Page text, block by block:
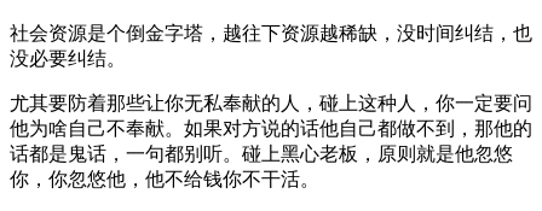
社会资源是个倒金字塔，越往下资源越稀缺，没时间纠结，也
没必要纠结。
尤其要防着那些让你无私奉献的人，碰上这种人，你一定要问
他为啥自己不奉献。如果对方说的话他自己都做不到，那他的
话都是鬼话，一句都别听。碰上黑心老板，原则就是他忽悠
你，你忽悠他，他不给钱你不干活。